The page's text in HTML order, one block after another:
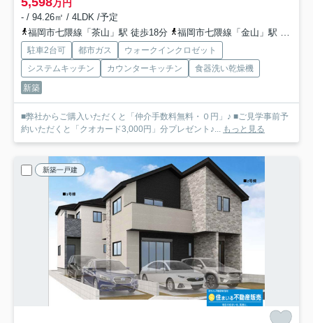
万円
- / 94.26㎡ / 4LDK /予定
福岡市七隈線「茶山」駅 徒歩18分
福岡市七隈線「金山」駅 徒歩20分
駐車2台可 都市ガス
ウォークインクロゼット
システムキッチン
カウンターキッチン
食器洗い乾燥機
新築
■弊社からご購入いただくと「仲介手数料無料・０円」♪ ■ご見学事前予
約いただくと「クオカード3,000円」分プレゼント♪... もっと見る
新築一戸建